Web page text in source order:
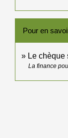
Pour en
Le chèque
La finance